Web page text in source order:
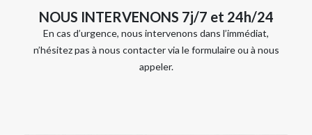
NOUS INTERVENONS 7j/7 et 24h/24
En cas d’urgence, nous intervenons dans l’immédiat,
n’hésitez pas à nous contacter via le formulaire ou à nous
appeler.